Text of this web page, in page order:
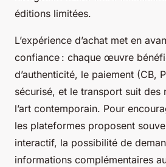
éditions limitées.
L’expérience d’achat met en
confiance : chaque œuvre
d’authenticité, le paiement (CB,
sécurisé, et le transport suit des
l’art contemporain. Pour
les plateformes proposent
interactif, la possibilité de
informations complémentaires